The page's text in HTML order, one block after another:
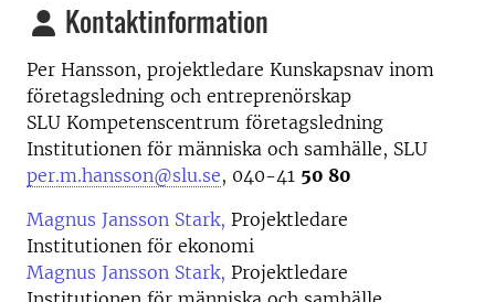
Kontaktinformation
Per Hansson, projektledare Kunskapsnav inom
företagsledning och entreprenörskap
SLU Kompetenscentrum företagsledning
Institutionen för människa och samhälle, SLU
per.m.hansson@slu.se, 040-41 50 80
Magnus Jansson Stark, Projektledare
Institutionen för ekonomi
Magnus Jansson Stark, Projektledare